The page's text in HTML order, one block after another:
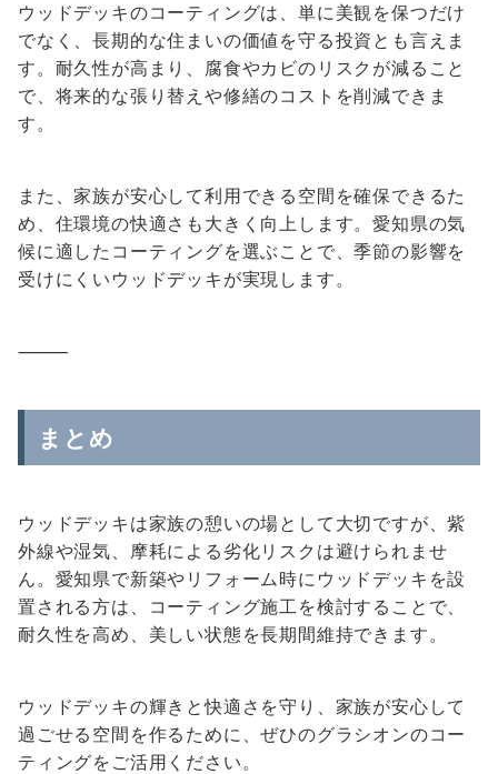
ウッドデッキのコーティングは、単に美観を保つだけ
でなく、長期的な住まいの価値を守る投資とも言えま
す。耐久性が高まり、腐食やカビのリスクが減ること
で、将来的な張り替えや修繕のコストを削減できま
す。
また、家族が安心して利用できる空間を確保できるた
め、住環境の快適さも大きく向上します。愛知県の気
候に適したコーティングを選ぶことで、季節の影響を
受けにくいウッドデッキが実現します。
⸻
まとめ
ウッドデッキは家族の憩いの場として大切ですが、紫
外線や湿気、摩耗による劣化リスクは避けられませ
ん。愛知県で新築やリフォーム時にウッドデッキを設
置される方は、コーティング施工を検討することで、
耐久性を高め、美しい状態を長期間維持できます。
ウッドデッキの輝きと快適さを守り、家族が安心して
過ごせる空間を作るために、ぜひのグラシオンのコー
ティングをご活用ください。